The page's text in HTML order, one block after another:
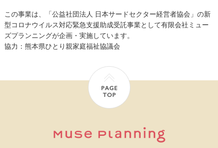
この事業は、「公益社団法人 日本サードセクター経営者協会」の新
型コロナウイルス対応緊急支援助成受託事業として有限会社ミュー
ズプランニングが企画・実施しています。
協力：熊本県ひとり親家庭福祉協議会